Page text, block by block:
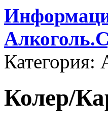
Категория:
Колер/